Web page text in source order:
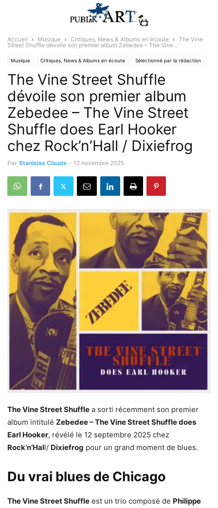
Accueil Musique Critiques, News & Albums en écoute
The Vine
Street Shuffle dévoile son premier album Zebedee – The Vine...
Musique Critiques, News & Albums en écoute Sélectionné par la rédaction
The Vine Street Shuffle
dévoile son premier album
Zebedee – The Vine Street
Shuffle does Earl Hooker
chez Rock’n’Hall / Dixiefrog
Par Stanislas Claude - 12 novembre 2025
The Vine Street Shuffle a sorti récemment son premier
album intitulé Zebedee – The Vine Street Shuffle does
Earl Hooker, révélé le 12 septembre 2025 chez
Rock’n’Hall/ Dixiefrog pour un grand moment de blues.
Du vrai blues de Chicago
The Vine Street Shuffle est un trio composé de Philippe